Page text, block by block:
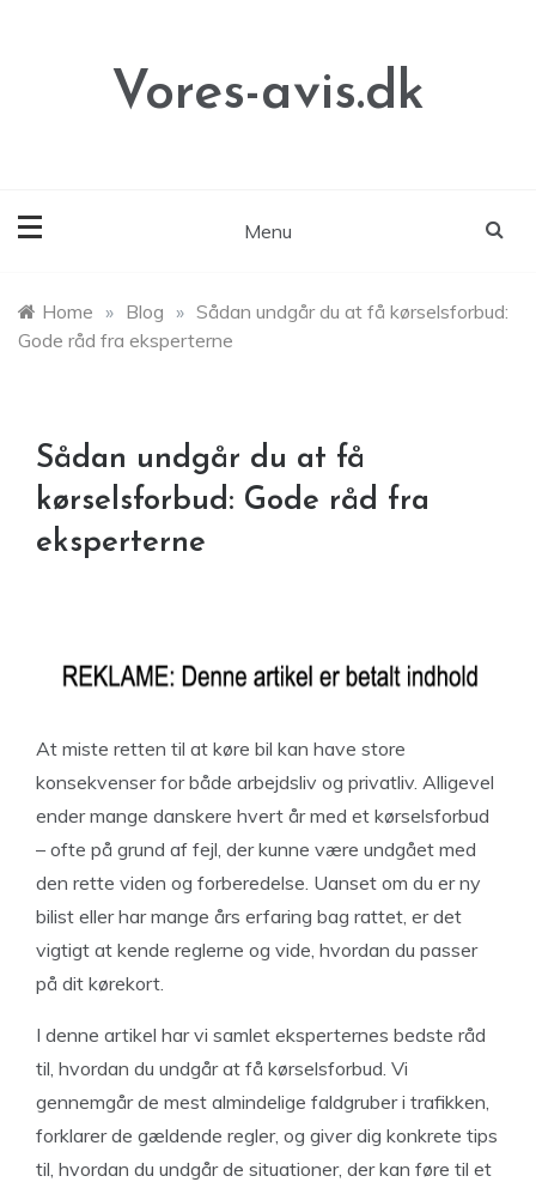
Vores-avis.dk
Menu
Home » Blog » Sådan undgår du at få kørselsforbud:
Gode råd fra eksperterne
Sådan undgår du at få
kørselsforbud: Gode råd fra
eksperterne
At miste retten til at køre bil kan have store
konsekvenser for både arbejdsliv og privatliv. Alligevel
ender mange danskere hvert år med et kørselsforbud
– ofte på grund af fejl, der kunne være undgået med
den rette viden og forberedelse. Uanset om du er ny
bilist eller har mange års erfaring bag rattet, er det
vigtigt at kende reglerne og vide, hvordan du passer
på dit kørekort.
I denne artikel har vi samlet eksperternes bedste råd
til, hvordan du undgår at få kørselsforbud. Vi
gennemgår de mest almindelige faldgruber i trafikken,
forklarer de gældende regler, og giver dig konkrete tips
til, hvordan du undgår de situationer, der kan føre til et